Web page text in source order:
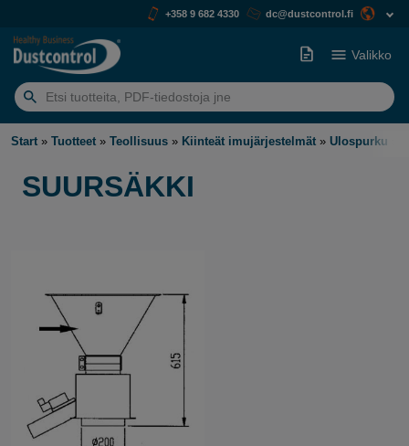
+358 9 682 4330 dc@dustcontrol.fi
Etsiä:
Valikko
Start » Tuotteet » Teollisuus » Kiinteät imujärjestelmät » Ulospurku
SUURSÄKKI